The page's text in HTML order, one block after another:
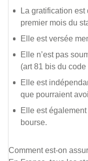
La gratification
premier mois du
Elle est versée
Elle n’est pas
(art 81 bis du
Elle est
que pourraient
Elle est
bourse.
Comment est-on